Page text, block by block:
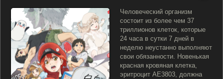
Человеческий организм
состоит из более чем 37
триллионов клеток, которые
24 часа в сутки 7 дней в
неделю неустанно выполняют
свои обязанности. Новенькая
красная кровяная клетка,
эритроцит AE3803, должна